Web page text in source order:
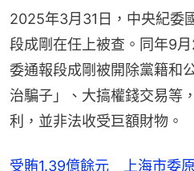
2025年3月31日，中央紀委
段成剛在任上被查。同年9
委通報段成剛被開除黨籍和
治騙子」、大搞權錢交易等
利，並非法收受巨額財物。
受賄1.39億餘元 上海市委